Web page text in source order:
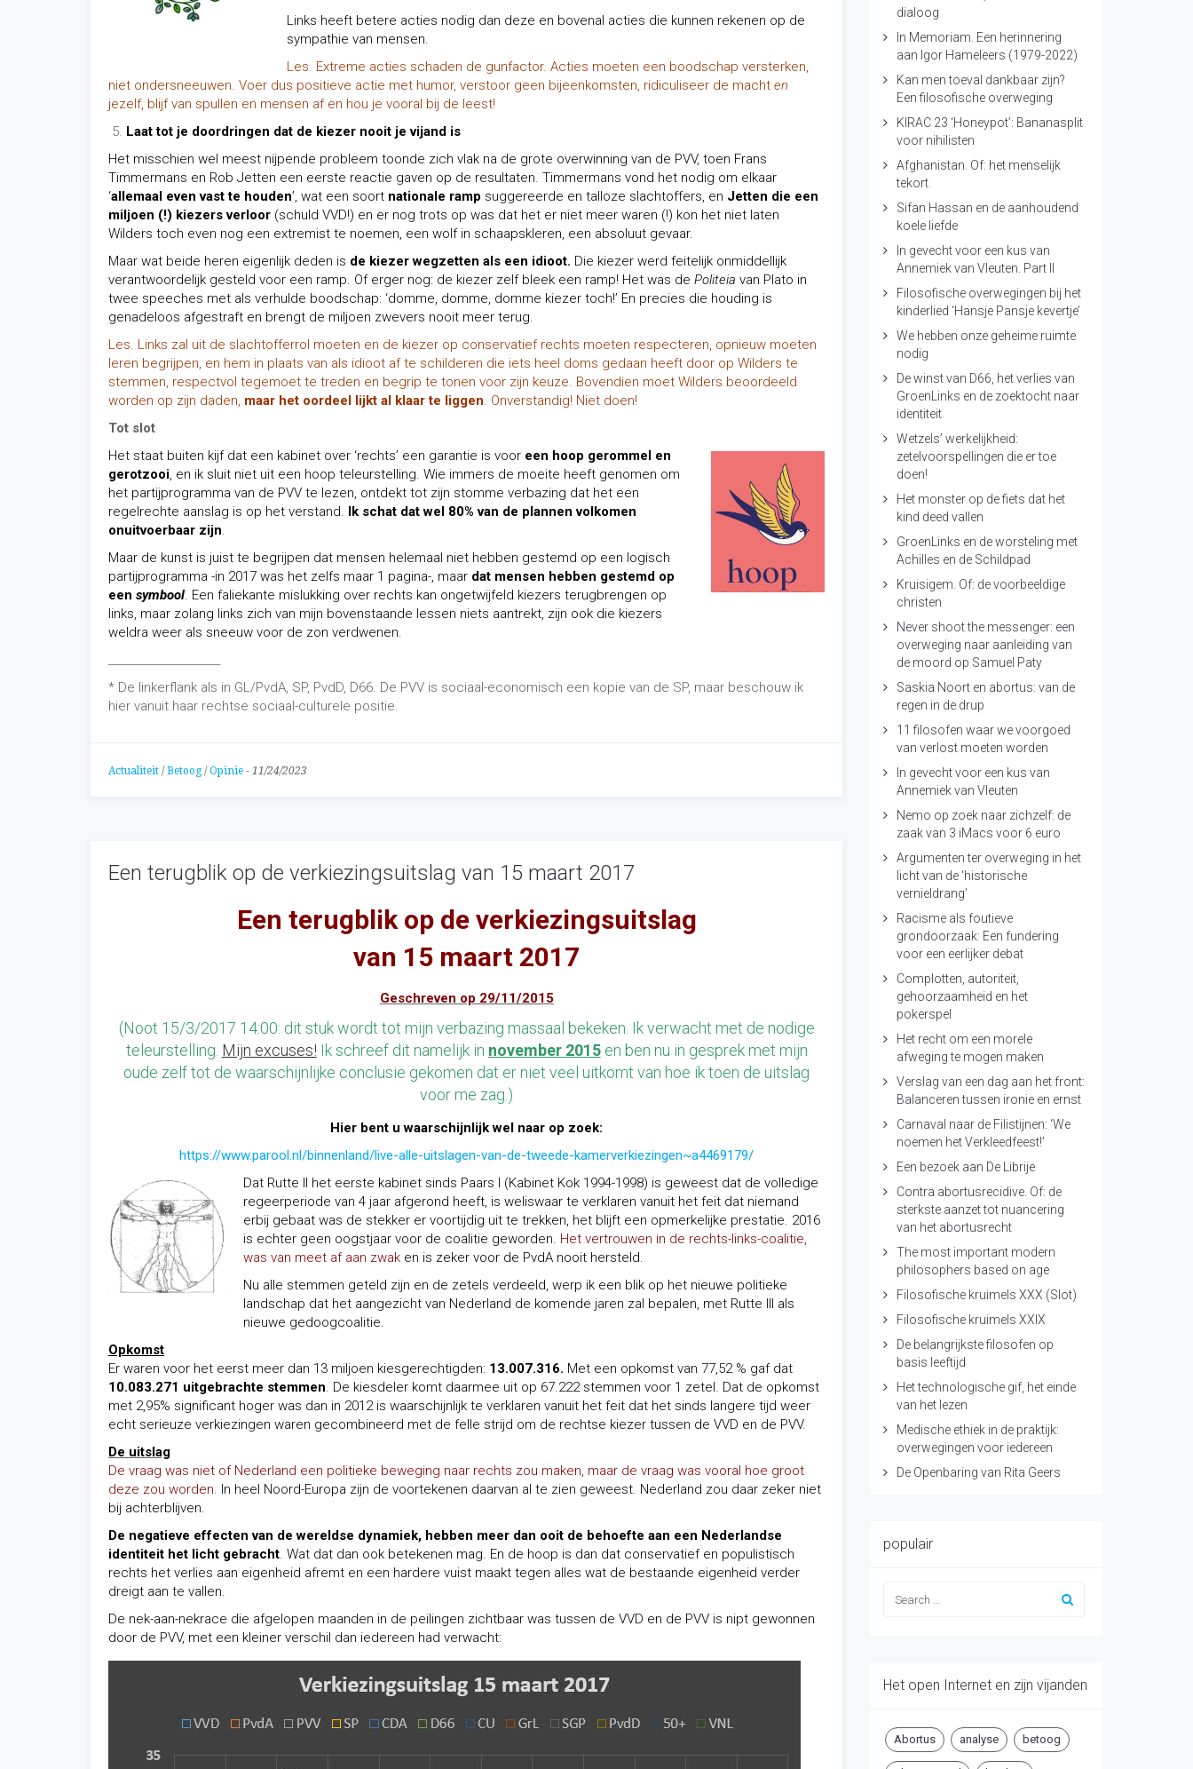
Links heeft betere acties nodig dan deze en bovenal acties die kunnen rekenen op de
sympathie van mensen.
Les. Extreme acties schaden de gunfactor. Acties moeten een boodschap versterken,
niet ondersneeuwen. Voer dus positieve actie met humor, verstoor geen bijeenkomsten, ridiculiseer de macht en
jezelf, blijf van spullen en mensen af en hou je vooral bij de leest!
Laat tot je doordringen dat de kiezer nooit je vijand is
Het misschien wel meest nijpende probleem toonde zich vlak na de grote overwinning van de PVV, toen Frans
Timmermans en Rob Jetten een eerste reactie gaven op de resultaten. Timmermans vond het nodig om elkaar
‘allemaal even vast te houden’, wat een soort nationale ramp suggereerde en talloze slachtoffers, en Jetten die een
miljoen (!) kiezers verloor (schuld VVD!) en er nog trots op was dat het er niet meer waren (!) kon het niet laten
Wilders toch even nog een extremist te noemen, een wolf in schaapskleren, een absoluut gevaar.
Maar wat beide heren eigenlijk deden is de kiezer wegzetten als een idioot. Die kiezer werd feitelijk onmiddellijk
verantwoordelijk gesteld voor een ramp. Of erger nog: de kiezer zelf bleek een ramp! Het was de Politeia van Plato in
twee speeches met als verhulde boodschap: ‘domme, domme, domme kiezer toch!’ En precies die houding is
genadeloos afgestraft en brengt de miljoen zwevers nooit meer terug.
Les. Links zal uit de slachtofferrol moeten en de kiezer op conservatief rechts moeten respecteren, opnieuw moeten
leren begrijpen, en hem in plaats van als idioot af te schilderen die iets heel doms gedaan heeft door op Wilders te
stemmen, respectvol tegemoet te treden en begrip te tonen voor zijn keuze. Bovendien moet Wilders beoordeeld
worden op zijn daden, maar het oordeel lijkt al klaar te liggen. Onverstandig! Niet doen!
Tot slot
Het staat buiten kijf dat een kabinet over ‘rechts’ een garantie is voor een hoop gerommel en
gerotzooi, en ik sluit niet uit een hoop teleurstelling. Wie immers de moeite heeft genomen om
het partijprogramma van de PVV te lezen, ontdekt tot zijn stomme verbazing dat het een
regelrechte aanslag is op het verstand. Ik schat dat wel 80% van de plannen volkomen
onuitvoerbaar zijn.
Maar de kunst is juist te begrijpen dat mensen helemaal niet hebben gestemd op een logisch
partijprogramma -in 2017 was het zelfs maar 1 pagina-, maar dat mensen hebben gestemd op
een symbool. Een faliekante mislukking over rechts kan ongetwijfeld kiezers terugbrengen op
links, maar zolang links zich van mijn bovenstaande lessen niets aantrekt, zijn ook die kiezers
weldra weer als sneeuw voor de zon verdwenen.
* De linkerflank als in GL/PvdA, SP, PvdD, D66. De PVV is sociaal-economisch een kopie van de SP, maar beschouw ik
hier vanuit haar rechtse sociaal-culturele positie.
Actualiteit / Betoog/ Opinie - 11/24/2023
Een terugblik op de verkiezingsuitslag van 15 maart 2017
Een terugblik op de verkiezingsuitslag
van 15 maart 2017
Geschreven op 29/11/2015
(Noot 15/3/2017 14:00: dit stuk wordt tot mijn verbazing massaal bekeken. Ik verwacht met de nodige
teleurstelling. Mijn excuses! Ik schreef dit namelijk in november 2015en ben nu in gesprek met mijn
oude zelf tot de waarschijnlijke conclusie gekomen dat er niet veel uitkomt van hoe ik toen de uitslag
voor me zag.)
Hier bent u waarschijnlijk wel naar op zoek:
https://www.parool.nl/binnenland/live-alle-uitslagen-van-de-tweede-kamerverkiezingen~a4469179/
Dat Rutte II het eerste kabinet sinds Paars I (Kabinet Kok 1994-1998) is geweest dat de volledige
regeerperiode van 4 jaar afgerond heeft, is weliswaar te verklaren vanuit het feit dat niemand
erbij gebaat was de stekker er voortijdig uit te trekken, het blijft een opmerkelijke prestatie. 2016
is echter geen oogstjaar voor de coalitie geworden. Het vertrouwen in de rechts-links-coalitie,
was van meet af aan zwak en is zeker voor de PvdA nooit hersteld.
Nu alle stemmen geteld zijn en de zetels verdeeld, werp ik een blik op het nieuwe politieke
landschap dat het aangezicht van Nederland de komende jaren zal bepalen, met Rutte III als
nieuwe gedoogcoalitie.
Opkomst
Er waren voor het eerst meer dan 13 miljoen kiesgerechtigden: 13.007.316. Met een opkomst van 77,52 % gaf dat
10.083.271 uitgebrachte stemmen. De kiesdeler komt daarmee uit op 67.222 stemmen voor 1 zetel. Dat de opkomst
met 2,95% significant hoger was dan in 2012 is waarschijnlijk te verklaren vanuit het feit dat het sinds langere tijd weer
echt serieuze verkiezingen waren gecombineerd met de felle strijd om de rechtse kiezer tussen de VVD en de PVV.
De uitslag
De vraag was niet of Nederland een politieke beweging naar rechts zou maken, maar de vraag was vooral hoe groot
deze zou worden. In heel Noord-Europa zijn de voortekenen daarvan al te zien geweest. Nederland zou daar zeker niet
bij achterblijven.
De negatieve effecten van de wereldse dynamiek, hebben meer dan ooit de behoefte aan een Nederlandse
identiteit het licht gebracht. Wat dat dan ook betekenen mag. En de hoop is dan dat conservatief en populistisch
rechts het verlies aan eigenheid afremt en een hardere vuist maakt tegen alles wat de bestaande eigenheid verder
dreigt aan te vallen.
De nek-aan-nekrace die afgelopen maanden in de peilingen zichtbaar was tussen de VVD en de PVV is nipt gewonnen
door de PVV, met een kleiner verschil dan iedereen had verwacht:
dialoog
In Memoriam. Een herinnering
aan Igor Hameleers (1979-2022)
Kan men toeval dankbaar zijn?
Een filosofische overweging
KIRAC 23 ‘Honeypot’: Bananasplit
voor nihilisten
Afghanistan. Of: het menselijk
tekort.
Sifan Hassan en de aanhoudend
koele liefde
In gevecht voor een kus van
Annemiek van Vleuten. Part II
Filosofische overwegingen bij het
kinderlied ‘Hansje Pansje kevertje’
We hebben onze geheime ruimte
nodig
De winst van D66, het verlies van
GroenLinks en de zoektocht naar
identiteit
Wetzels’ werkelijkheid:
zetelvoorspellingen die er toe
doen!
Het monster op de fiets dat het
kind deed vallen
GroenLinks en de worsteling met
Achilles en de Schildpad
Kruisigem. Of: de voorbeeldige
christen
Never shoot the messenger: een
overweging naar aanleiding van
de moord op Samuel Paty
Saskia Noort en abortus: van de
regen in de drup
11 filosofen waar we voorgoed
van verlost moeten worden
In gevecht voor een kus van
Annemiek van Vleuten
Nemo op zoek naar zichzelf: de
zaak van 3 iMacs voor 6 euro
Argumenten ter overweging in het
licht van de ‘historische
vernieldrang’
Racisme als foutieve
grondoorzaak: Een fundering
voor een eerlijker debat
Complotten, autoriteit,
gehoorzaamheid en het
pokerspel
Het recht om een morele
afweging te mogen maken
Verslag van een dag aan het front:
Balanceren tussen ironie en ernst
Carnaval naar de Filistijnen: ‘We
noemen het Verkleedfeest!’
Een bezoek aan De Librije
Contra abortusrecidive. Of: de
sterkste aanzet tot nuancering
van het abortusrecht
The most important modern
philosophers based on age
Filosofische kruimels XXX (Slot)
Filosofische kruimels XXIX
De belangrijkste filosofen op
basis leeftijd
Het technologische gif, het einde
van het lezen
Medische ethiek in de praktijk:
overwegingen voor iedereen
De Openbaring van Rita Geers
populair
Het open Internet en zijn vijanden
Abortus analyse betoog